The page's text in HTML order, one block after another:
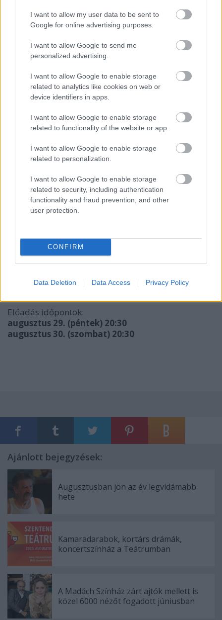
I want to allow my user data to be sent to
Google for online advertising purposes.
I want to allow Google to send me
personalized advertising.
I want to allow Google to enable storage
related to analytics like cookies on web or
device identifiers in apps.
I want to allow Google to enable storage
related to functionality of the website or app.
I want to allow Google to enable storage
related to personalization.
I want to allow Google to enable storage
related to security, including authentication
functionality and fraud prevention, and other
user protection.
CONFIRM
Data Deletion Data Access Privacy Policy
Forrás: MTI
Ostrom opera - Kőszeg 1532
Jurisics Miklós -Kőrösi András
Ibrahim nagyvezír -Tóbisz Titusz
Díszlet:Znamenák István
Zeneszerző:Szilágyi Miklós
Horváth György Tibor
Szövegkönyv:Horváth György Tibor
Rendező:Znamenák István
Előadás időpontok:
augusztus 29. (péntek) 20:30
augusztus 30. (szombat) 20:30
Ajánlott bejegyzések:
Augusztusban jön az év legvidámabb
hete
Kamaradarabok, kortárs drámák,
koncertszínház a Teátrumban
A Madách Színház zárt ajtók mellett is
közel 6000 nézőt fogadott júniusban